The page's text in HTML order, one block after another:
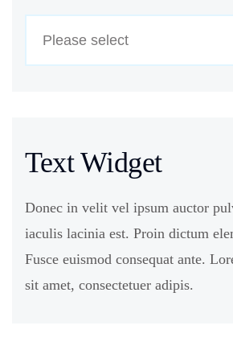
Text Widget
Donec in velit vel ipsum auctor
iaculis lacinia est. Proin dictum
Fusce euismod consequat ante.
sit amet, consectetuer adipis.